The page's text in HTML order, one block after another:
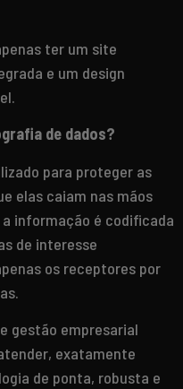
ter um site
e um design
de dados?
para proteger as
elas caiam nas mãos
informação é codificada
de interesse
os receptores por
gestão empresarial
exatamente
de ponta, robusta e